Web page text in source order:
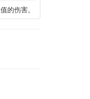
的伤害。